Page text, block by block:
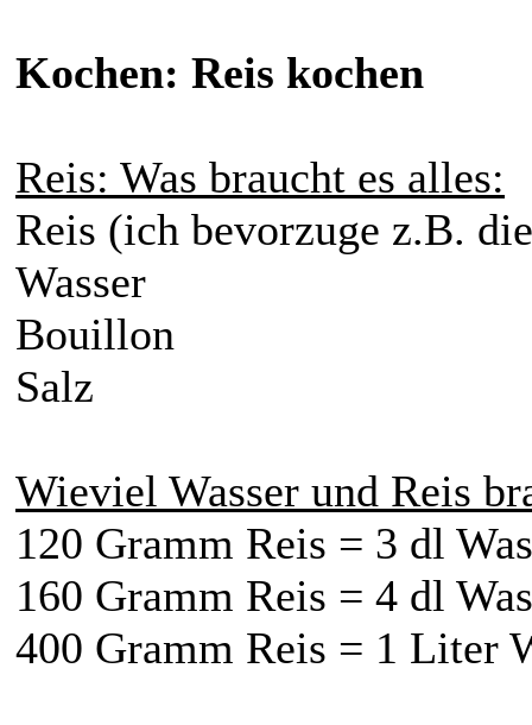
Kochen: Reis kochen
Reis: Was braucht es alles:
Reis (ich bevorzuge z.B.
Wasser
Bouillon
Salz
Wieviel Wasser und Reis
120 Gramm Reis = 3 dl
160 Gramm Reis = 4 dl
400 Gramm Reis = 1 Liter